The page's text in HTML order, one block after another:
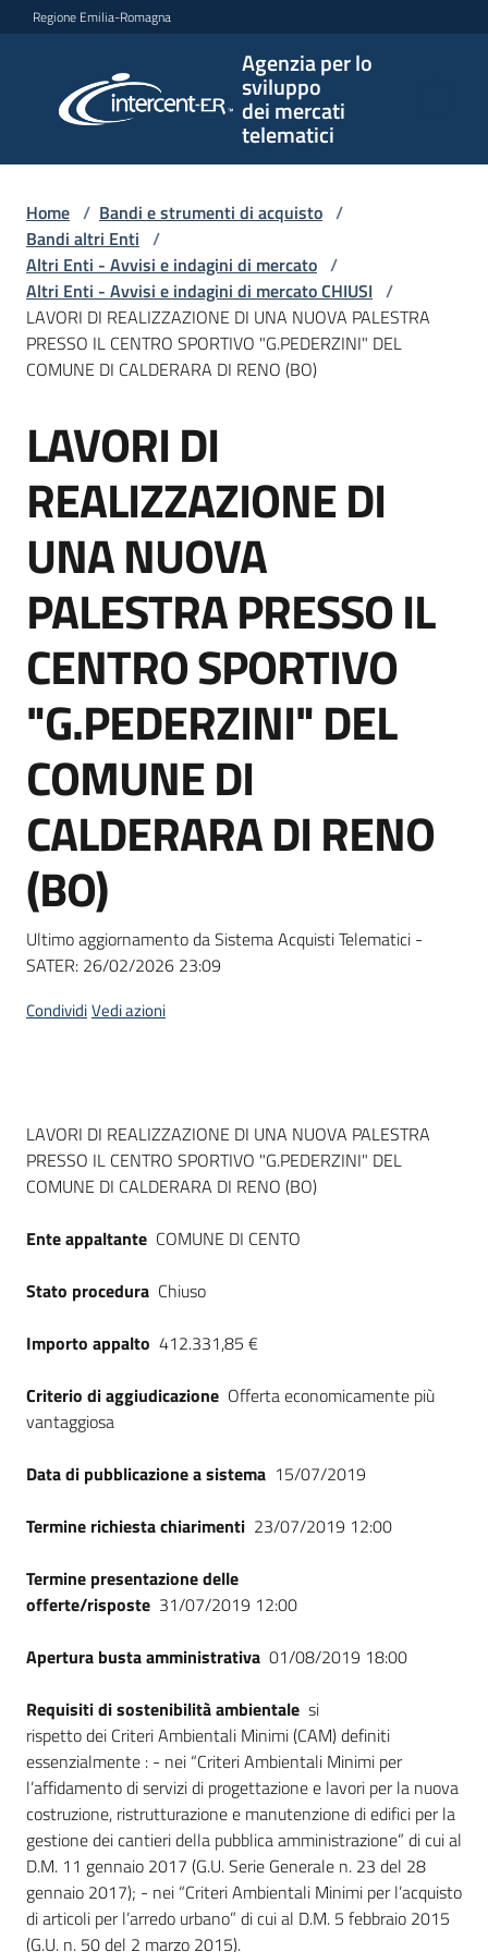
Vai al contenuto
Vai alla navigazione
Vai al footer
Regione Emilia-Romagna
Agenzia per lo
sviluppo
dei mercati
telematici
per lo
sviluppo
telematici
L'Agenzia
e
strumenti
acquisto
Supporto
Piattaforme
telematiche
English
site
su
Home / Bandi e strumenti di acquisto /
Bandi altri Enti /
Altri Enti - Avvisi e indagini di mercato /
Altri Enti - Avvisi e indagini di mercato CHIUSI /
LAVORI DI REALIZZAZIONE DI UNA NUOVA PALESTRA
PRESSO IL CENTRO SPORTIVO "G.PEDERZINI" DEL
COMUNE DI CALDERARA DI RENO (BO)
Salta al contenuto
LAVORI DI
REALIZZAZIONE DI
UNA NUOVA
PALESTRA PRESSO IL
CENTRO SPORTIVO
"G.PEDERZINI" DEL
COMUNE DI
CALDERARA DI RENO
(BO)
Ultimo aggiornamento da Sistema Acquisti Telematici -
SATER: 26/02/2026 23:09
CondividiVedi azioni
Dati del bando
LAVORI DI REALIZZAZIONE DI UNA NUOVA PALESTRA
PRESSO IL CENTRO SPORTIVO "G.PEDERZINI" DEL
COMUNE DI CALDERARA DI RENO (BO)
Ente appaltante COMUNE DI CENTO
Stato procedura Chiuso
Importo appalto 412.331,85 €
Criterio di aggiudicazione Offerta economicamente più
vantaggiosa
Data di pubblicazione a sistema 15/07/2019
Termine richiesta chiarimenti 23/07/2019 12:00
Termine presentazione delle
offerte/risposte 31/07/2019 12:00
Apertura busta amministrativa 01/08/2019 18:00
Requisiti di sostenibilità ambientale si
rispetto dei Criteri Ambientali Minimi (CAM) definiti
essenzialmente : - nei “Criteri Ambientali Minimi per
l’affidamento di servizi di progettazione e lavori per la nuova
costruzione, ristrutturazione e manutenzione di edifici per la
gestione dei cantieri della pubblica amministrazione” di cui al
D.M. 11 gennaio 2017 (G.U. Serie Generale n. 23 del 28
gennaio 2017); - nei “Criteri Ambientali Minimi per l’acquisto
di articoli per l’arredo urbano” di cui al D.M. 5 febbraio 2015
(G.U. n. 50 del 2 marzo 2015).